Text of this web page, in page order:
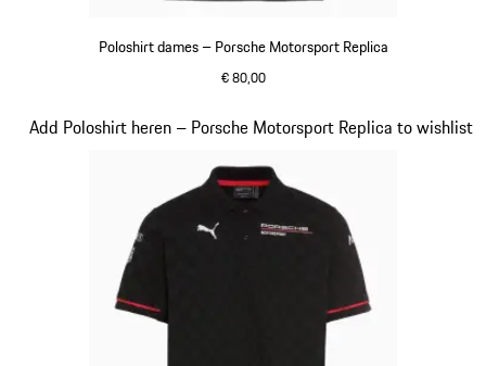
Poloshirt dames – Porsche Motorsport Replica
€ 80,00
Add Poloshirt heren – Porsche Motorsport Replica to wishlist
Dia 10 van 20